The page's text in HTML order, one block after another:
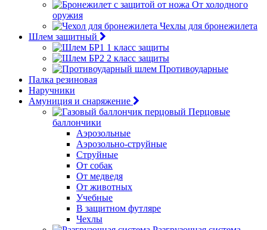
От холодного
оружия
Чехлы для бронежилета
Шлем защитный
1 класс защиты
2 класс защиты
Противоударные
Палка резиновая
Наручники
Амуниция и снаряжение
Перцовые
баллончики
Аэрозольные
Аэрозольно-струйные
Струйные
От собак
От медведя
От животных
Учебные
В защитном футляре
Чехлы